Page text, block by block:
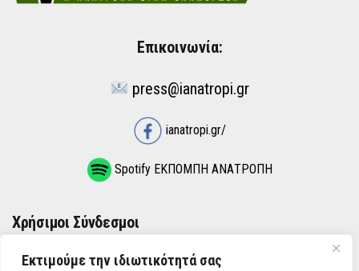
Εκτιμούμε την ιδιωτικότητά σας
Επικοινωνία:
press@ianatropi.gr
ianatropi.gr/
Spotify ΕΚΠΟΜΠΗ ΑΝΑΤΡΟΠΗ
Χρήσιμοι Σύνδεσμοι